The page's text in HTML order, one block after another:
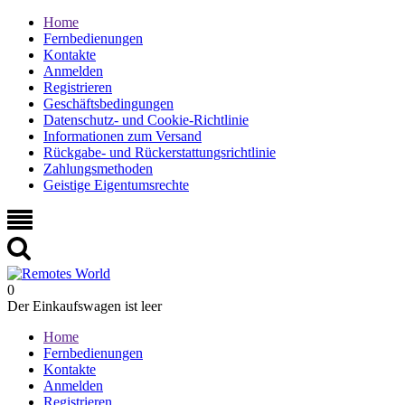
Home
Fernbedienungen
Kontakte
Anmelden
Registrieren
Geschäftsbedingungen
Datenschutz- und Cookie-Richtlinie
Informationen zum Versand
Rückgabe- und Rückerstattungsrichtlinie
Zahlungsmethoden
Geistige Eigentumsrechte
0
Der Einkaufswagen ist leer
Home
Fernbedienungen
Kontakte
Anmelden
Registrieren